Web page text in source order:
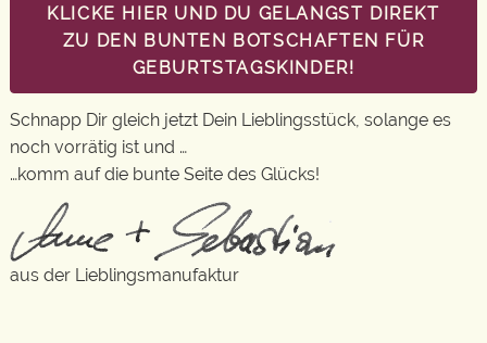
KLICKE HIER UND DU GELANGST DIREKT
ZU DEN BUNTEN BOTSCHAFTEN FÜR
GEBURTSTAGSKINDER!
Schnapp Dir gleich jetzt Dein Lieblingsstück, solange es
noch vorrätig ist und …
…komm auf die bunte Seite des Glücks!
aus der Lieblingsmanufaktur